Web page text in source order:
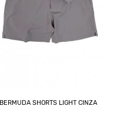
BERMUDA SHORTS LIGHT CINZA